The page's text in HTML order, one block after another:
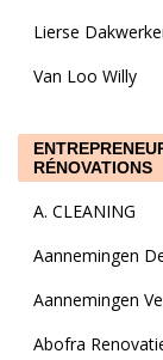
Lierse
Van Loo Willy
RÉNOVATIONS
A. CLEANING
Aannemingen
Aannemingen
Abofra